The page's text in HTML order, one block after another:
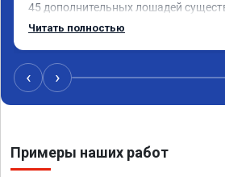
45 дополнительных лошадей
чувствуется и соответственно
12-12.5. Коробка перестала
наборе скорости. Педаль газа более
отзывчевее. В целом, я очень
Читать полностью
‹ ›
Примеры наших работ